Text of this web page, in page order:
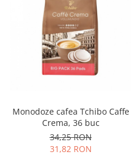
Monodoze cafea Tchibo Caffe
Crema, 36 buc
34,25 RON
31,82 RON